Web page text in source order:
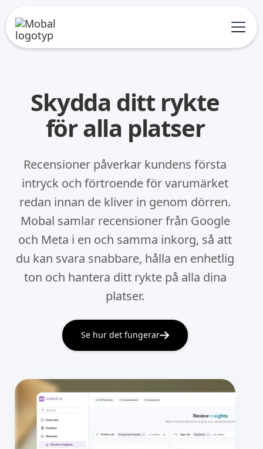
Skydda ditt rykte
för alla platser
Recensioner påverkar kundens första
intryck och förtroende för varumärket
redan innan de kliver in genom dörren.
Mobal samlar recensioner från Google
och Meta i en och samma inkorg, så att
du kan svara snabbare, hålla en enhetlig
ton och hantera ditt rykte på alla dina
platser.
Se hur det fungerar